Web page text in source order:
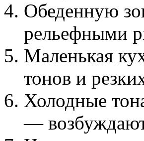
Обеденную
рельефными
Маленькая
тонов и
Холодные
—